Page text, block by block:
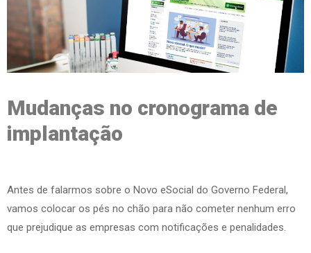
Mudanças no cronograma de
implantação
Antes de falarmos sobre o Novo eSocial do Governo Federal,
vamos colocar os pés no chão para não cometer nenhum erro
que prejudique as empresas com notificações e penalidades.